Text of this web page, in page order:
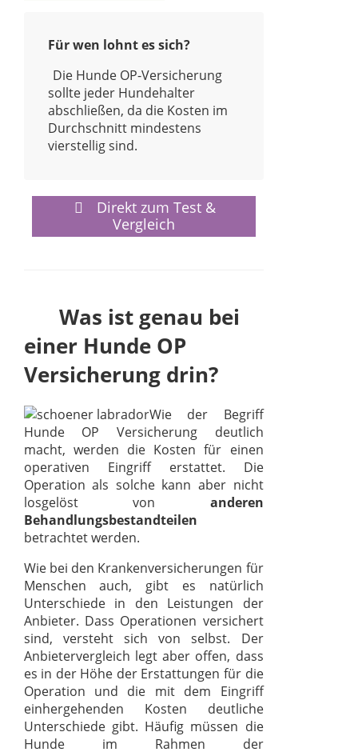
Für wen lohnt es sich?
Die Hunde OP-Versicherung
sollte jeder Hundehalter
abschließen, da die Kosten im
Durchschnitt mindestens
vierstellig sind.
Direkt zum Test &
Vergleich
Was ist genau bei
einer Hunde OP
Versicherung drin?
Wie der Begriff
Hunde OP Versicherung deutlich
macht, werden die Kosten für einen
operativen Eingriff erstattet. Die
Operation als solche kann aber nicht
losgelöst von anderen
Behandlungsbestandteilen
betrachtet werden.
Wie bei den Krankenversicherungen für
Menschen auch, gibt es natürlich
Unterschiede in den Leistungen der
Anbieter. Dass Operationen versichert
sind, versteht sich von selbst. Der
Anbietervergleich legt aber offen, dass
es in der Höhe der Erstattungen für die
Operation und die mit dem Eingriff
einhergehenden Kosten deutliche
Unterschiede gibt. Häufig müssen die
Hunde im Rahmen der